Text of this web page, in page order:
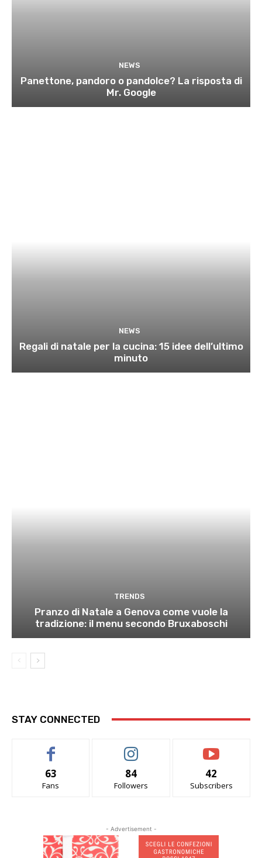
NEWS
Panettone, pandoro o pandolce? La risposta di
Mr. Google
NEWS
Regali di natale per la cucina: 15 idee dell’ultimo
minuto
TRENDS
Pranzo di Natale a Genova come vuole la
tradizione: il menu secondo Bruxaboschi
STAY CONNECTED
63
Fans
84
Followers
42
Subscribers
- Advertisement -